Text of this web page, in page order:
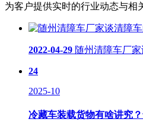
为客户提供实时的行业动态与相
2022-04-29 随州清障车厂
24
2025-10
冷藏车装载货物有啥讲究